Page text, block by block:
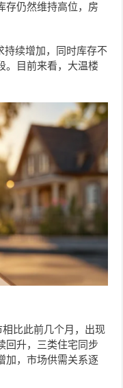
存仍然维持高位，房
持续增加，同时库存不
。目前来看，大温楼
比此前几个月，出现
回升，三类住宅同步
加，市场供需关系逐